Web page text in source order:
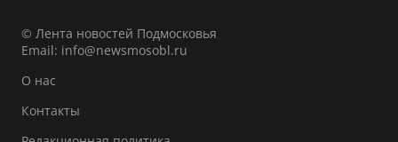
© Лента новостей Подмосковья
Email: info@newsmosobl.ru
О нас
Контакты